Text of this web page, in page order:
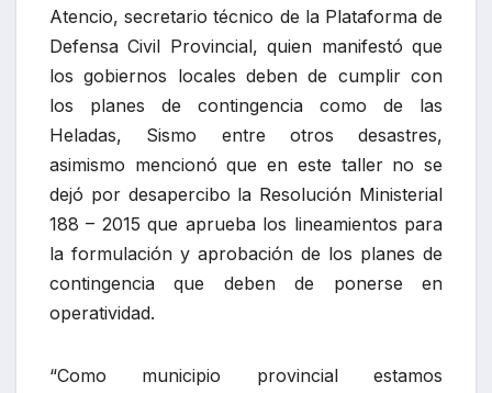
Atencio, secretario técnico de la Plataforma de
Defensa Civil Provincial, quien manifestó que
los gobiernos locales deben de cumplir con
los planes de contingencia como de las
Heladas, Sismo entre otros desastres,
asimismo mencionó que en este taller no se
dejó por desapercibo la Resolución Ministerial
188 – 2015 que aprueba los lineamientos para
la formulación y aprobación de los planes de
contingencia que deben de ponerse en
operatividad.
“Como municipio provincial estamos